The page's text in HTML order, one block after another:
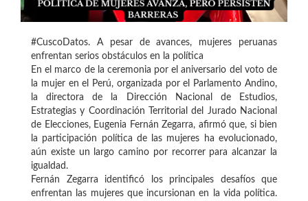
#CuscoDatos. A pesar de avances, mujeres peruanas
enfrentan serios obstáculos en la política
En el marco de la ceremonia por el aniversario del voto de
la mujer en el Perú, organizada por el Parlamento Andino,
la directora de la Dirección Nacional de Estudios,
Estrategias y Coordinación Territorial del Jurado Nacional
de Elecciones, Eugenia Fernán Zegarra, afirmó que, si bien
la participación política de las mujeres ha evolucionado,
aún existe un largo camino por recorrer para alcanzar la
igualdad.
Fernán Zegarra identificó los principales desafíos que
enfrentan las mujeres que incursionan en la vida política.